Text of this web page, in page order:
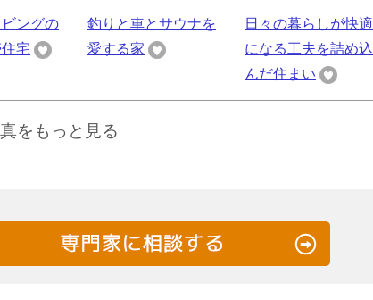
ングの
宅
釣りと車とサウナを
愛する家
日々の暮らしが快適
になる工夫を詰め込
んだ住まい
をもっと見る